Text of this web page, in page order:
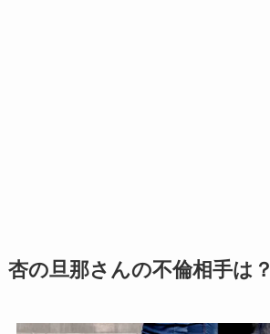
杏の旦那さんの不倫相手は？